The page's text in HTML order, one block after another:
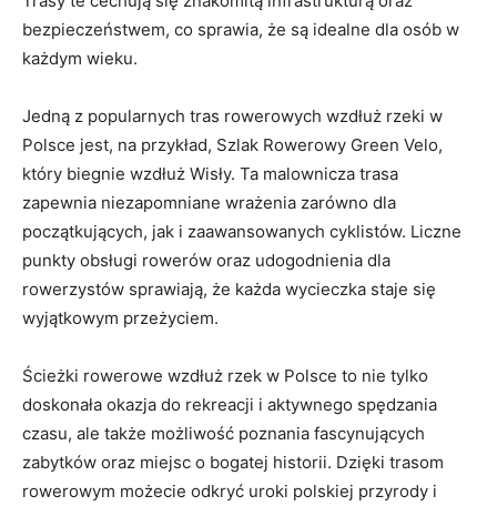
bezpieczeństwem, co sprawia, że są idealne dla osób w
każdym wieku.
Jedną z popularnych tras rowerowych wzdłuż rzeki w
‍Polsce jest, na przykład, Szlak Rowerowy Green Velo,
który biegnie wzdłuż Wisły. Ta malownicza trasa
zapewnia niezapomniane wrażenia zarówno dla
początkujących, jak i zaawansowanych cyklistów. Liczne
punkty obsługi rowerów oraz udogodnienia dla
rowerzystów sprawiają, ‍że każda wycieczka staje się
wyjątkowym przeżyciem.
Ścieżki rowerowe wzdłuż rzek w Polsce to nie tylko
doskonała okazja do rekreacji i ⁢aktywnego spędzania‍
czasu, ale także możliwość poznania fascynujących
zabytków oraz miejsc o bogatej historii. Dzięki trasom
rowerowym możecie odkryć uroki polskiej przyrody i